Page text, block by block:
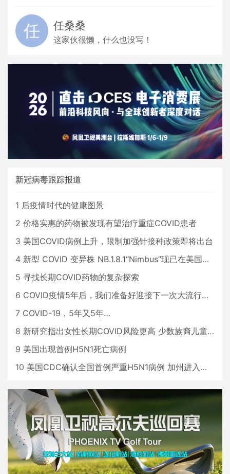
任桑桑
这家伙很懒，什么也没写！
新冠病毒跟踪报道
1 后疫情时代的健康图景
2 价格实惠的药物被发现有望治疗重症COVID患者
3 美国COVID病例上升，限制加强针接种政策即将出台
4 新型 COVID 变异株 NB.1.8.1“Nimbus”现已在美国占据主导地位
5 寻找长期COVID药物的复杂探索
6 COVID疫情5年后，我们准备好迎接下一次大流行了吗？
7 COVID-19，5年又5年…
8 新研究指出女性长期COVID风险更高 少数族裔儿童存在差异
9 美国出现首例H5N1死亡病例
10 美国CDC确认全国首例严重H5N1病例 加州进入紧急状态